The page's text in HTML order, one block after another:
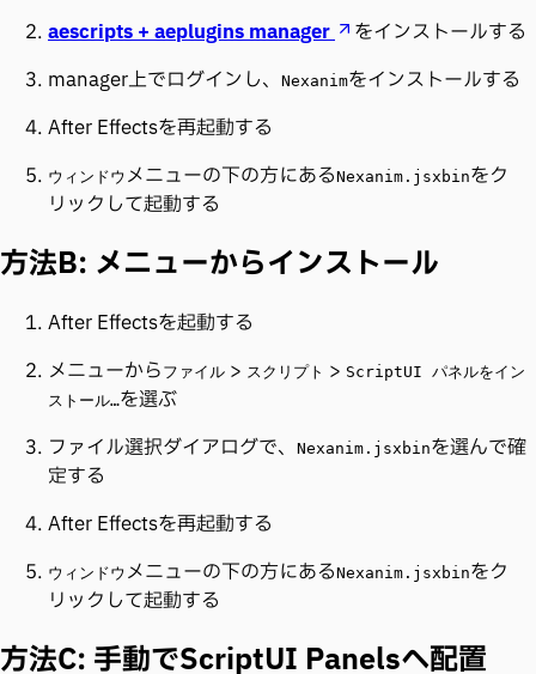
aescripts + aeplugins manager
をインストールする
manager上でログインし、
Nexanimをインストールする
After Effectsを再起動する
ウィンドウ メニューの下の方にあるNexanim.jsxbinをク
リックして起動する
方法B: メニューからインストール
After Effectsを起動する
メニューから ファイル > スクリプト > ScriptUI パネルをイン
ストール…を選ぶ
ファイル選択ダイアログで、
Nexanim.jsxbinを選んで確
定する
After Effectsを再起動する
ウィンドウ メニューの下の方にあるNexanim.jsxbinをク
リックして起動する
方法C: 手動でScriptUI Panelsへ配置